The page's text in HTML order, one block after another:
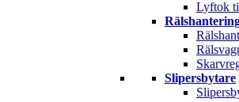
Lyftok
Slipersbytare